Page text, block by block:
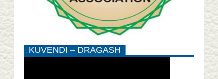
KUVENDI – DRAGASH